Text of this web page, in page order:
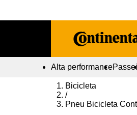
Alta performance
Bicicleta
/
Pneu Bicicleta